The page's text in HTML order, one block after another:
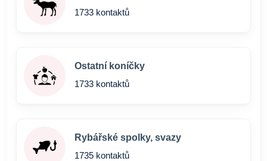
1733 kontaktů
Ostatní koníčky
1733 kontaktů
Rybářské spolky, svazy
1735 kontaktů